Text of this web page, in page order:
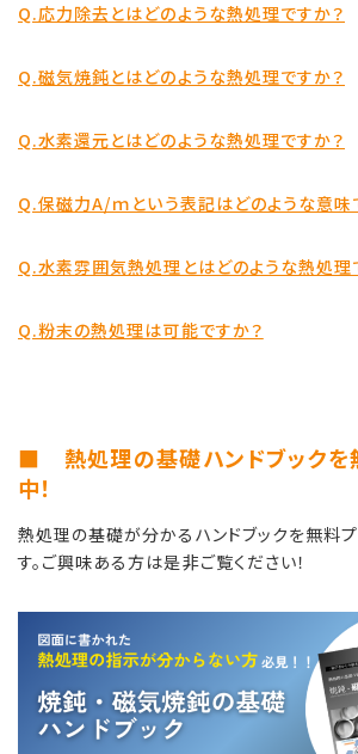
Q.応力除去とはどのような熱処理ですか？
Q.磁気焼鈍とはどのような熱処理ですか？
Q.水素還元とはどのような熱処理ですか？
Q.保磁力A/ｍという表記はどのような意味
Q.水素雰囲気熱処理とはどのような熱処理
Q.粉末の熱処理は可能ですか？
■ 熱処理の基礎ハンドブックを
中！
熱処理の基礎が分かるハンドブックを無料プ
す。ご興味ある方は是非ご覧ください！